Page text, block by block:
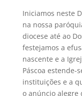
Iniciamos neste
na nossa
diocese até ao
festejamos a
nascente e a
Páscoa estende-
instituições e a
o anúncio alegre